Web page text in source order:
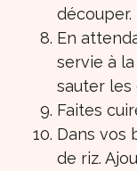
découper.
En
servie à
sauter les
Faites
Dans vos
de riz.